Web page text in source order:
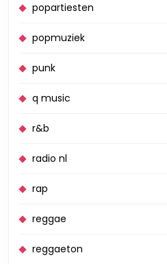
popartiesten
popmuziek
punk
q music
r&b
radio nl
rap
reggae
reggaeton